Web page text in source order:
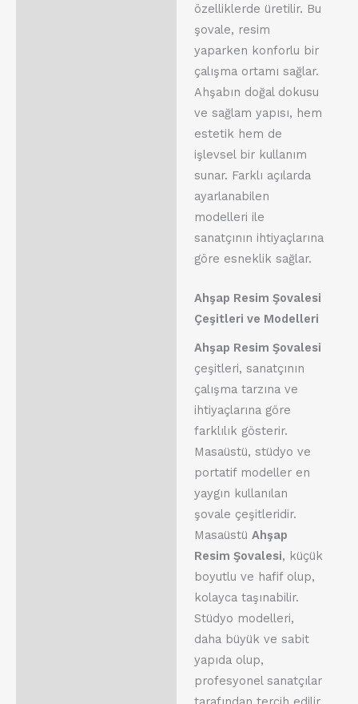
özelliklerde üretilir. Bu
şovale, resim
yaparken konforlu bir
çalışma ortamı sağlar.
Ahşabın doğal dokusu
ve sağlam yapısı, hem
estetik hem de
işlevsel bir kullanım
sunar. Farklı açılarda
ayarlanabilen
modelleri ile
sanatçının ihtiyaçlarına
göre esneklik sağlar.
Ahşap Resim Şovalesi
Çeşitleri ve Modelleri
Ahşap Resim Şovalesi
çeşitleri, sanatçının
çalışma tarzına ve
ihtiyaçlarına göre
farklılık gösterir.
Masaüstü, stüdyo ve
portatif modeller en
yaygın kullanılan
şovale çeşitleridir.
Masaüstü Ahşap
Resim Şovalesi, küçük
boyutlu ve hafif olup,
kolayca taşınabilir.
Stüdyo modelleri,
daha büyük ve sabit
yapıda olup,
profesyonel sanatçılar